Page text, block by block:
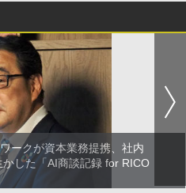
ークが資本業務提携、社内
した「AI商談記録 for RICO